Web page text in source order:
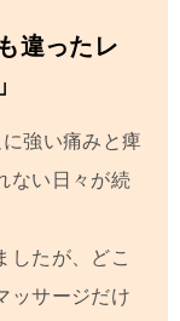
違ったレ
強い痛みと痺
ない日々が続
したが、どこ
ッサージだけ